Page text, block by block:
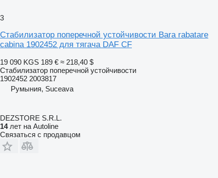
3
Стабилизатор поперечной устойчивости Bara rabatare
cabina 1902452 для тягача DAF CF
19 090 KGS 189 € ≈ 218,40 $
Стабилизатор поперечной устойчивости
1902452 2003817
Румыния, Suceava
DEZSTORE S.R.L.
14лет на Autoline
Связаться с продавцом